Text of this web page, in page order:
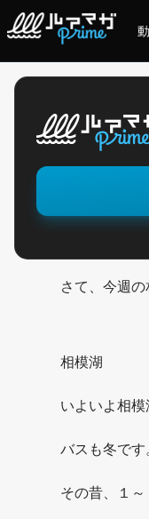
2026/02/03
【徐
さて、今週の
相模湖
いよいよ相模
バスも冬です
その昔、１